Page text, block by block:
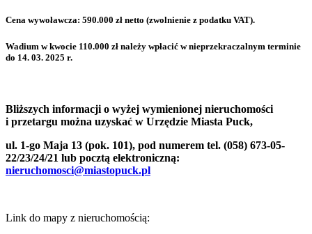
Cena wywoławcza: 590.000 zł netto (zwolnienie z podatku VAT).
Wadium w kwocie 110.000 zł należy wpłacić w nieprzekraczalnym terminie
do 14. 03. 2025 r.
Bliższych informacji o wyżej wymienionej nieruchomości
i przetargu można uzyskać w Urzędzie Miasta Puck,
ul. 1-go Maja 13 (pok. 101), pod numerem tel. (058) 673-05-
22/23/24/21 lub pocztą elektroniczną:
nieruchomosci@miastopuck.pl
Link do mapy z nieruchomością: